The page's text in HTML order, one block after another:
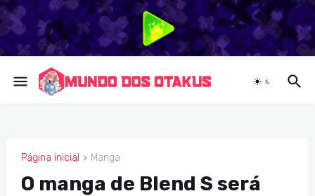
Página inicial Manga
MANGA
O manga de Blend S será